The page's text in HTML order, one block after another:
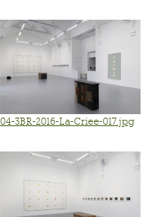
04-3BR-2016-La-Criee-017.jpg